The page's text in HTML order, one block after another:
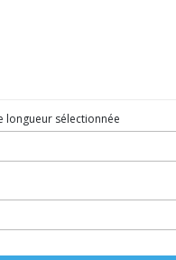
longueur sélectionnée